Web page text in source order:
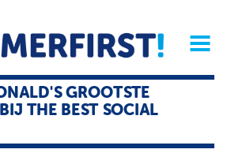
Archief
Magazine
GROOTSTE
THE BEST SOCIAL